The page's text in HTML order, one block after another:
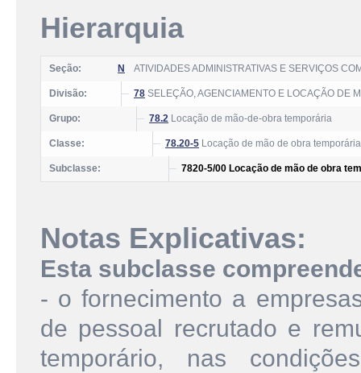
Hierarquia
Seção: N ATIVIDADES ADMINISTRATIVAS E SERVIÇOS
Divisão: 78 SELEÇÃO, AGENCIAMENTO E LOCAÇÃO DE
Grupo: 78.2 Locação de mão-de-obra temporária
Classe: 78.20-5 Locação de mão de obra temporária
Subclasse: 7820-5/00 Locação de mão de obra
Notas Explicativas:
Esta subclasse
- o fornecimento a
de pessoal recrutado e
temporário, nas